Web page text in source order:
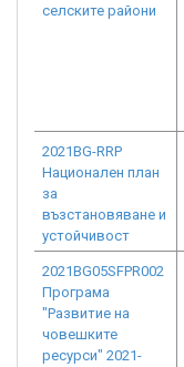
селските райони
2021BG-RRP
Национален план
за
възстановяване и
устойчивост
2021BG05SFPR002
Програма
"Развитие на
човешките
ресурси" 2021-